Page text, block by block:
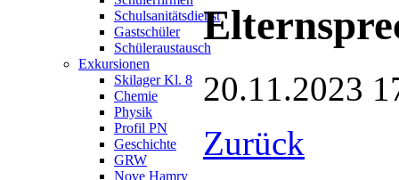
Schulsanitätsdienst
Gastschüler
Schüleraustausch
Exkursionen
Skilager Kl. 8
Chemie
Physik
Profil PN
Geschichte
GRW
Nove Hamry
20.11.2023
Zurück